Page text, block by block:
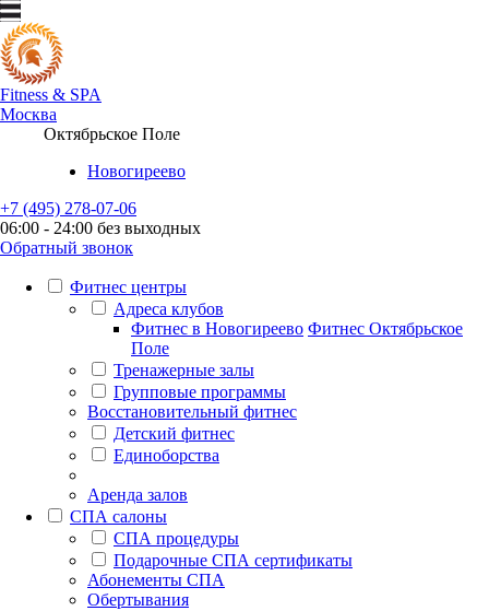
Fitness & SPA
Москва
Октябрьское Поле
Новогиреево
+7 (495) 278-07-06
06:00 - 24:00 без выходных
Обратный звонок
Фитнес центры
Адреса клубов
Фитнес в Новогиреево Фитнес Октябрьское
Поле
Тренажерные залы
Групповые программы
Восстановительный фитнес
Детский фитнес
Единоборства
Аренда залов
СПА салоны
СПА процедуры
Подарочные СПА сертификаты
Абонементы СПА
Обертывания